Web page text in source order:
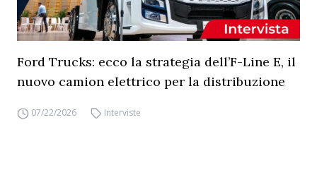
Ford Trucks: ecco la strategia dell’F-Line E, il
nuovo camion elettrico per la distribuzione
07/22/2026 Interviste